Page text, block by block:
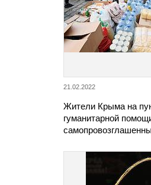
21.02.2022
Жители Крыма на
гуманитарной